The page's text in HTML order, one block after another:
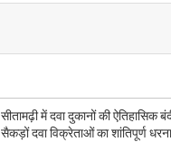
सीतामढ़ी में दवा दुकानों की
सैकड़ों दवा विक्रेताओं का शांतिपूर्ण धरना